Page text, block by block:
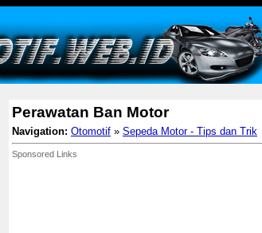
Perawatan Ban Motor
Navigation: Otomotif » Sepeda Motor - Tips dan Trik
Sponsored Links